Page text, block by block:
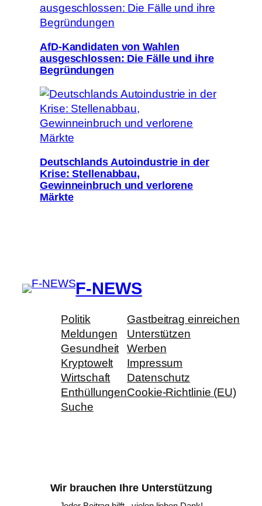
AfD-Kandidaten von Wahlen
ausgeschlossen: Die Fälle und ihre
Begründungen
Deutschlands Autoindustrie in der
Krise: Stellenabbau,
Gewinneinbruch und verlorene
Märkte
F-NEWS
Politik
Meldungen
Gesundheit
Kryptowelt
Wirtschaft
Enthüllungen
Suche
Gastbeitrag einreichen
Unterstützen
Werben
Impressum
Datenschutz
Cookie-Richtlinie (EU)
Wir brauchen Ihre Unterstützung